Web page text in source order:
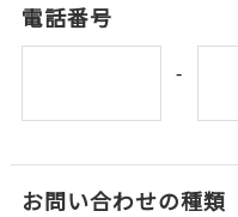
電話番号
-
お問い合わせの種類